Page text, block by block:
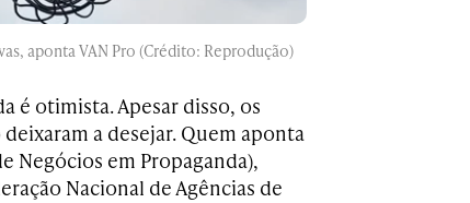
aponta VAN Pro (Crédito: Reprodução)
é otimista. Apesar disso, os
a desejar. Quem aponta
Negócios em Propaganda),
Nacional de Agências de